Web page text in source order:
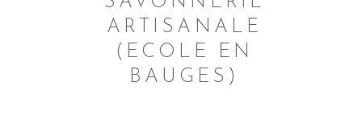
ARTISANALE
(ECOLE EN
BAUGES)